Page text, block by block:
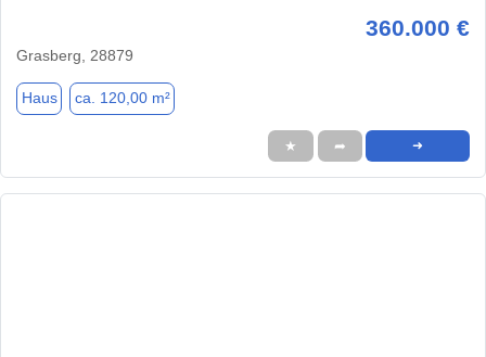
360.000 €
Grasberg, 28879
Haus ca. 120,00 m²
★ ➦ ➜